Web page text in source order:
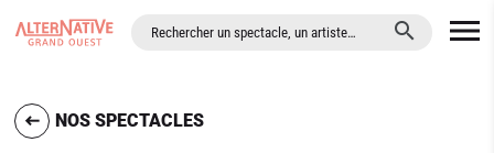
NOS SPECTACLES